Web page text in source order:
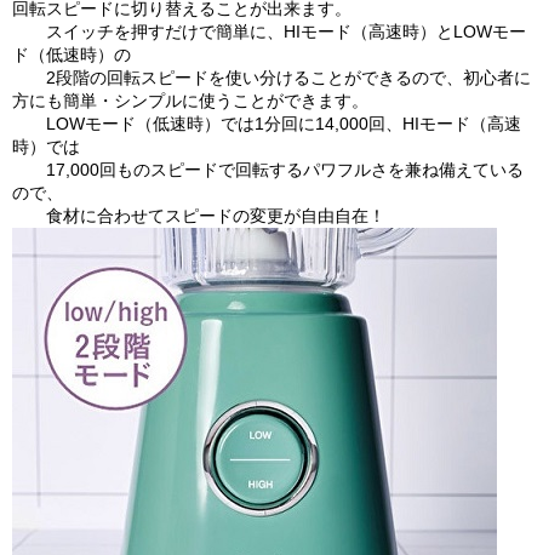
回転スピードに切り替えることが出来ます。
スイッチを押すだけで簡単に、HIモード（高速時）とLOWモー
ド（低速時）の
2段階の回転スピードを使い分けることができるので、初心者に
方にも簡単・シンプルに使うことができます。
LOWモード（低速時）では1分回に14,000回、HIモード（高速
時）では
17,000回ものスピードで回転するパワフルさを兼ね備えている
ので、
食材に合わせてスピードの変更が自由自在！